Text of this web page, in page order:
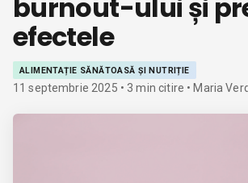
burnout-ului și
efectele
ALIMENTAȚIE SĂNĂTOASĂ ȘI NUTRIȚIE
11 septembrie 2025 • 3 min citire • Maria